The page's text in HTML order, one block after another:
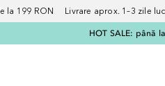
la 199 RON Livrare aprox. 1–3 zile
HOT SALE: până